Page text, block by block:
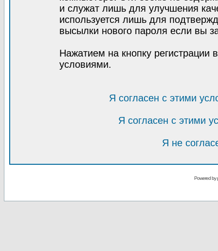
и служат лишь для улучшения
используется лишь для
высылки нового пароля если вы
Нажатием на кнопку регистрации
условиями.
Я согласен с этими
Я согласен с этими
Я не
Powered by